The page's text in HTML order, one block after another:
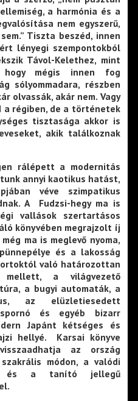
a harmónia és a
nem egyszerű,
Tiszta beszéd, innen
lényegi szempontokból
Távol-Kelethez, mint
hogy mégis innen fog
sólyommadara, részben
olvassák, akár nem. Vagy
a régiben, de a történetek
tisztasága akkor is
akik találkoznak
rálépett a modernitás
annyi kaotikus hatást,
véve szimpatikus
A Fudzsi-hegy ma is
vallások szertartásos
könyvében megrajzolt íj
ma is meglevő nyoma,
és a lakosság
való határozottan
a világvezető
a bugyi automaták, a
az elüzletiesedett
és egyéb bizarr
Japánt kétséges és
hellyé. Karsai könyve
az ország
módon, a valódi
és a tanító jellegű